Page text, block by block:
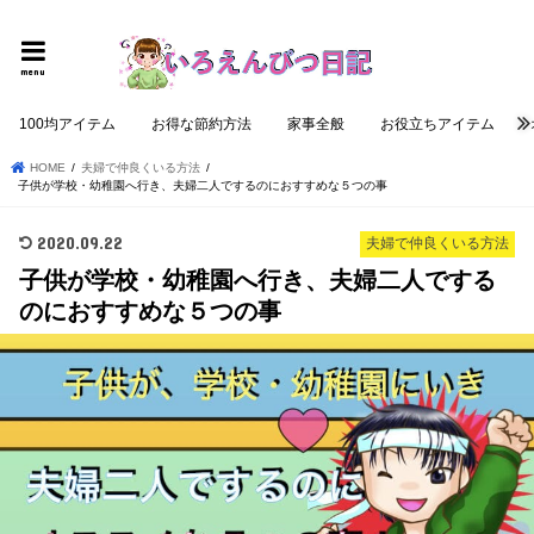
menu
100均アイテム お得な節約方法 家事全般 お役立ちアイテム
HOME
夫婦で仲良くいる方法
子供が学校・幼稚園へ行き、夫婦二人でするのにおすすめな５つの事
夫婦で仲良くいる方法
2020.09.22
子供が学校・幼稚園へ行き、夫婦二人でする
のにおすすめな５つの事